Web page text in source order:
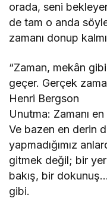
orada, seni
de tam o anda
zamanı donup
“Zaman, mekân
geçer. Gerçek
Henri Bergson
Unutma: Zamanı
Ve bazen en derin
yapmadığımız
gitmek değil; bir
bakış, bir
gibi.